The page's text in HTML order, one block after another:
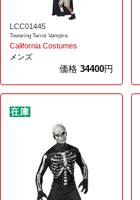
LCC01445
Towering Terror Vampire
California Costumes
メンズ
価格 34400円